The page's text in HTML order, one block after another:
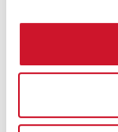
Descárgate
Portal de
SIGUE